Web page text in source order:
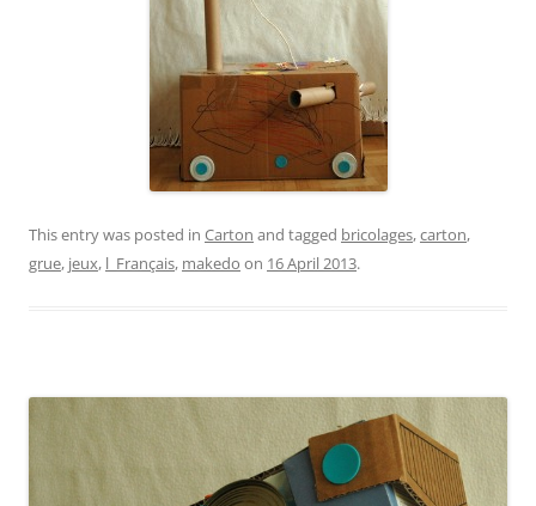
This entry was posted in Carton and tagged bricolages,carton,
grue, jeux, l_Français, makedo on 16 April 2013.